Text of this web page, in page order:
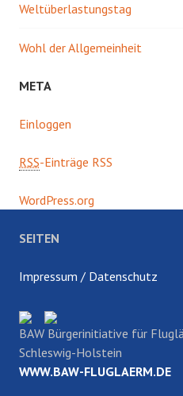
Weltüberlastungstag
Wohl der Allgemeinheit
META
Einloggen
RSS-Einträge RSS
WordPress.org
SEITEN
Impressum / Datenschutz
BAW Bürgerinitiative für
Schleswig-Holstein
WWW.BAW-FLUGLAERM.DE